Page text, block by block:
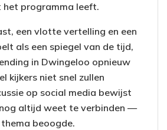
programma leeft.
een vlotte vertelling en een
als een spiegel van de tijd,
in Dwingeloo opnieuw
kijkers niet snel zullen
op social media bewijst
altijd weet te verbinden —
beoogde.